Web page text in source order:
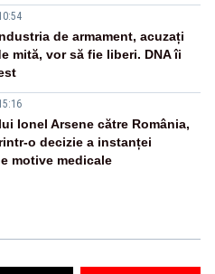
de armament, acuzați
mită, vor să fie liberi. DNA îi
Ionel Arsene către România,
o decizie a instanței
motive medicale